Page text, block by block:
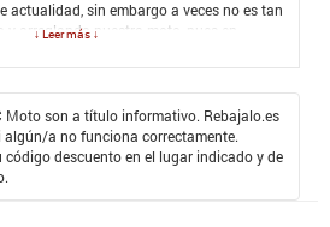
actualidad, sin embargo a veces no es tan
arreglando nuestra moto, pues en
mi grupo de amigos motociclistas nos
encontrar la mejor forma de mejorar
por qué no, comenzar a vestirnos
y conocedores a este estilo de vida. Un
nos comentó que tenía el lugar ideal,
FC Moto
↓ Leer más ↓
Moto son a título informativo. Rebajalo.es
algún/a no funciona correctamente.
descuento en el lugar indicado y de